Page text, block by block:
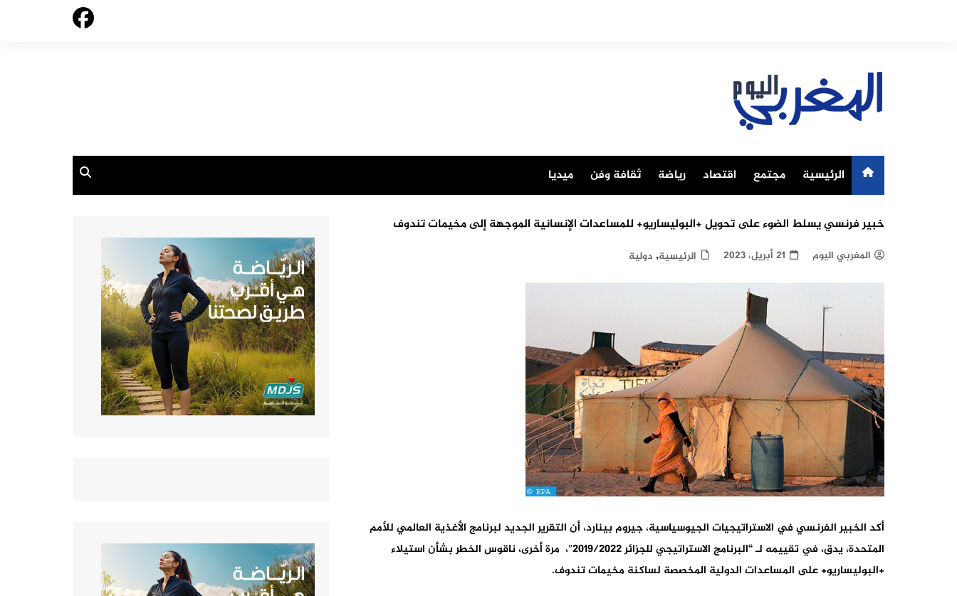
الرئيسية مجتمع اقتصاد رياضة ثقافة وفن ميديا
خبير فرنسي يسلط الضوء على تحويل +البوليساريو+ للمساعدات الإنسانية الموجهة إلى مخيمات تندوف
المغربي اليوم 21 أبريل، 2023 الرئيسية, دولية
أكد الخبير الفرنسي في الاستراتيجيات الجيوسياسية، جيروم بينارد، أن التقرير الجديد لبرنامج الأغذية العالمي للأمم
المتحدة، يدق، في تقييمه لـ “البرنامج الاستراتيجي للجزائر 2019/2022″، مرة أخرى، ناقوس الخطر بشأن استيلاء
+البوليساريو+ على المساعدات الدولية المخصصة لساكنة مخيمات تندوف.